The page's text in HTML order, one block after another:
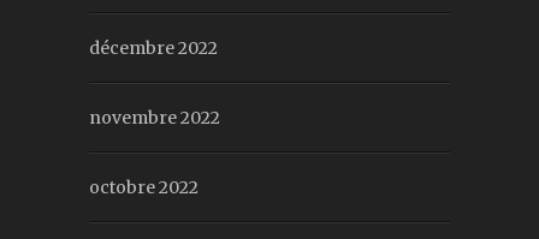
décembre 2022
novembre 2022
octobre 2022